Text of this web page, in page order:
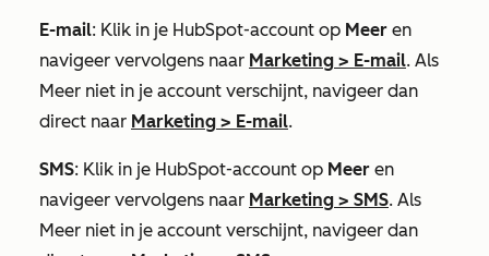
E-mail: Klik in je HubSpot-account op Meer en
navigeer vervolgens naar Marketing > E-mail. Als
Meer niet in je account verschijnt, navigeer dan
direct naar Marketing > E-mail.
SMS: Klik in je HubSpot-account op Meer en
navigeer vervolgens naar Marketing > SMS. Als
Meer niet in je account verschijnt, navigeer dan